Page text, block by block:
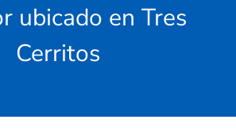
ubicado en Tres
Cerritos